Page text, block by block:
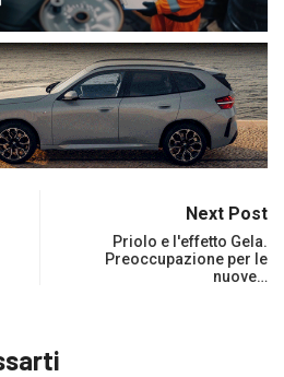
Next Post
Priolo e l'effetto Gela.
Preoccupazione per le
nuove…